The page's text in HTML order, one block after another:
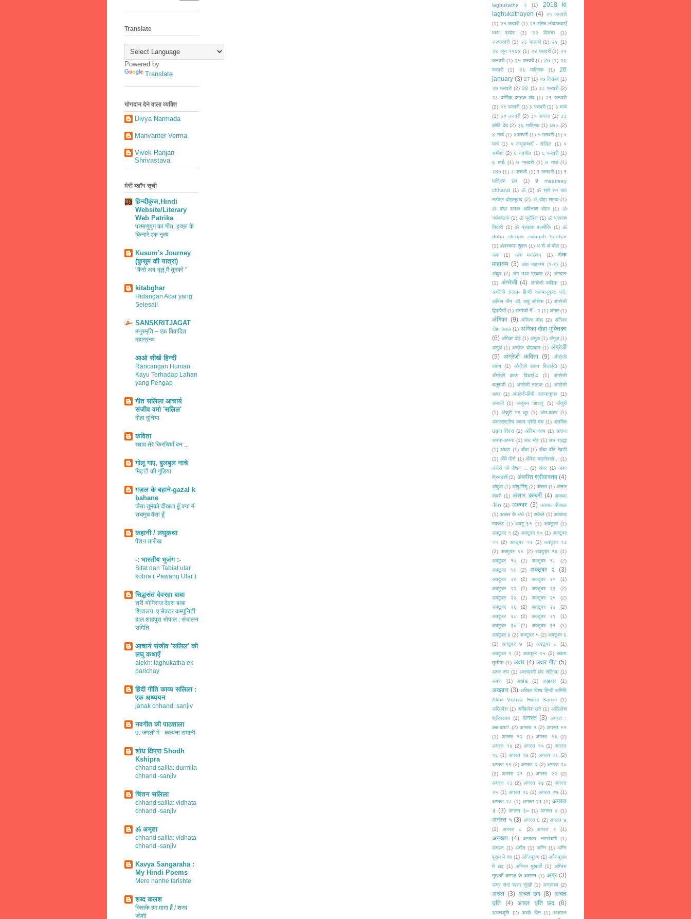
Translate
Powered by
Translate
योगदान देने वाला व्यक्ति
Divya Narmada
Manvanter Verma
Vivek Ranjan
Shrivastava
मेरी ब्लॉग सूची
हिन्दीकुंज,Hindi
Website/Literary
Web Patrika
परमाणुयुग का गीत: इच्छा के
किनारे एक नृत्य
Kusum's Journey
(कुसुम की यात्रा)
"कैसे अब भूलूं मैं तुमको "
kitabghar
Hidangan Acar yang
Selesai!
SANSKRITJAGAT
मनुस्मृति – एक विवादित
महाग्रन्थ
आओ सीखें हिन्दी
Rancangan Hunian
Kayu Terhadap Lahan
yang Pengap
गीत सलिला आचार्य
संजीव वर्मा 'सलिल'
दोहा दुनिया
कविता
ख्वाव तेरे किरचियाँ बन ...
गोलू गाए, बुलबुल नाचे
मिट्टी की गुडिया
ग़ज़ल के बहाने-gazal k
bahane
जैसा तुमको दीखता हूँ क्या मैं
सचमुच वैसा हूँ
कहानी / लघुकथा
पेंशन तारीख
-: भारतीय भुजंग :-
Sifat dan Tabiat ular
kobra ( Pawang Ular )
सिद्धसंत देवरहा बाबा
श्री योगिराज देवरा बाबा
शिवालय, ए सेक्टर कम्युनिटी
हाल शाहपुरा भोपाल : संचालन
समिति
आचार्य संजीव 'सलिल' की
लघु कथाएँ
alekh: laghukatha ek
parichay
हिंदी गीति काव्य सलिला :
एक अध्ययन
janak chhand: sanjiv
नवगीत की पाठशाला
७. जंगलों में - कल्पना रामानी
शोध क्षिप्रा Shodh
Kshipra
chhand salila: durmila
chhand -sanjiv
चिंतन सलिला
chhand salila: vidhata
chhand -sanjiv
ॐ अमृता
chhand salila: vidhata
chhand -sanjiv
Kavya Sangaraha :
My Hindi Poems
Mere nanhe farishte
शब्द कलश
जिसके हम मामा हैं / शरद
जोशी
laghukatha २
(1)
2018 ki
laghukathayen (4) २१ जनवरी
(1) २१ फरवरी (1) २१ श्रेष्ठ लोककथाएँ
मध्य प्रदेश
(1) २२ दिसंबर
(1)
२२फरवरी (1) २३ फरवरी (1) २४ (1)
२४ जून १५६४ (1) २४ फरवरी (1) २५
जनवरी (1) २५ फरवरी (1) 26 (1) २६
फरवरी
(1) २६ मात्रिक (1)
26
january (3) 27 (1) २७ दिसंबर (1)
२७ फरवरी (2) 28 (1) २८ फरवरी (2)
२८ वार्णिक दण्डक छंद (1) २९ जनवरी
(2) २९ फरवरी (1) ३ फरवरी (1) ३ मार्च
(1) ३० जनवरी (2) ३१ अगस्त (1) ३३
कोटि देव (2) ३६ मात्रिक (1) ३७० (2)
४ मार्च (1) ४फरवरी (1) ५ फरवरी (1) ५
मार्च (1) ५ लघुकथाएँ - सलिल (1) ५
समीक्षा (2) ६ नवगीत (1) ६ फरवरी (1)
६ मार्च (1) ७ फरवरी (1) ७ मार्च (1)
786 (1) ८ फरवरी (1) ९ जनवरी (1) ९
मात्रिक छंद
(1)
9 maatreey
chhand (1) ॐ (1) ॐ श्री राम रक्षा
स्तोत्र दोहानुवाद (2) ॐ दोहा शतक (1)
ॐ दोहा शतक अविनाश बोहर
(1)
ॐ
नर्मदाष्टकं (1) ॐ पुरोहित (1) ॐ प्रकाश
तिवारी (1) ॐ प्रकाश बाल्मीकि (1) ॐ
doha shatak avinash beohar
(1) ॐप्रकाश शुक्ल (1) अ से अं दोहा (1)
अंक
(1) अंक मनरंजन (1)
अंक
माहात्म्य (3) अंक माहात्म्य (१-९) (1)
अंकुर (2) अंग तथा प्रकार (2) अंगदान
(1) अंगरेजी (4) अंगरेजी कविता (1)
अंगरेजी ग़ज़ल- हिन्दी काव्यानुवाद: प्रो.
अनिल जैन -डॉ. बाबु जोसेफ (1) अंगरेजी
द्विपदियाँ (1) अंगरेजी में - २ (1) अंगार (1)
अंगिका (9) अंगिका दोहा (2) अंगिका
दोहा ग़ज़ल (1) अंगिका दोहा मुक्तिका
(6) अंगिका दोहे (1) अंगूठा (1) अँगूठा (1)
अंगूठी (1) अंग्रेज दोहाकार (1) अंग्रेजी
(9)
अंग्रेजी कविता (9)
अँग्रेज़ी
काव्य (1) अँग्रेज़ी काव्य विधाएँ-3
(1)
अँग्रेज़ी काव्य विधाएँ-4
(1)
अंग्रेजी
चतुष्पदी (1) अंग्रेजी नाटक (1) अंग्रेजी
भाषा
(1) अंग्रेजी-हिंदी काव्यानुवाद (1)
अंजली (1) अंजुमन 'आरज़ू' (1) अँजुरी
(1) अंजुरी भर धूप (1) अंतःकरण (1)
अंतरराष्ट्रीय काव्य प्रेमी मंच (1) अंतरिक्ष
उड़ान दिवस (1) अंतिम सत्य (1) अंदाज
अपना-अपना (1) अंध मोह (1) अंध श्रद्धा
(1) अंधड़ (1) अँधा (1) अँधा बाँटे रेवड़ी
(1) अँधे पीसे (1) अँधेरा चाहनेवाले...
(1)
अंधेरों को रौशन ...
(1) अंबर (1) अंबर
प्रियदर्शी (2) अंबरीश श्रीवास्तव (4)
अंबुजा (1) अंशु-मिंशू (2) अंसार (1) अंसार
कंबरी (1) अंसार क़म्बरी (4) अकथा
नैवेद्य (1) अकबर (3) अकबर बीरबल
(1) अकल के अंधे (1) अकेले (1) अक्कड़
मक्कड़ (1) अक्टू.३१ (1) अक्टूबर (1)
अक्टूबर १ (2) अक्टूबर १० (1) अक्टूबर
११ (2) अक्टूबर १२ (2) अक्टूबर १३
(2) अक्टूबर १४ (2) अक्टूबर १६ (1)
अक्टूबर १७
(2) अक्टूबर १८
(2)
अक्टूबर १९
(2) अक्टूबर २ (3)
अक्टूबर २० (2) अक्टूबर २१
(1)
अक्टूबर २२
(2) अक्टूबर २३
(2)
अक्टूबर २४
(2) अक्टूबर २५
(2)
अक्टूबर २६
(2) अक्टूबर २७
(2)
अक्टूबर २८
(2) अक्टूबर २९
(1)
अक्टूबर ३०
(2) अक्टूबर ३१
(1)
अक्टूबर ४ (2) अक्टूबर ५ (2) अक्टूबर ६
(1)
अक्टूबर ७ (1) अक्टूबर ८
(1)
अक्टूबर ९ (1) अक्तूबर १५ (2) अक्षय
तृतीया (1) अक्षर (4) अक्षर गीत (5)
अक्षर रूप (1) अक्षरवाणी छंद सलिला (1)
अक्स
(1) अखंड (1) अखबार (1)
अख़बार (3) अखिल विश्व हिन्दी समिति
Akhil Vishva Hindi Samiti
(1)
अखिलेश (1) अखिलेश खरे (1) अखिलेश
श्रीवास्तव (1) अगस्त (3) अगस्त :
कब-क्या? (2) अगस्त १ (2) अगस्त ११
(1)
अगस्त १२ (1) अगस्त १३
(2)
अगस्त १४ (2) अगस्त १५ (1) अगस्त
१६ (1) अगस्त १७ (2) अगस्त १८ (2)
अगस्त १९ (2) अगस्त २ (2) अगस्त २०
(2)
अगस्त २१ (1) अगस्त २२
(2)
अगस्त २३ (2) अगस्त २४ (2) अगस्त
२५ (1) अगस्त २६ (1) अगस्त २७ (1)
अगस्त २८ (1) अगस्त २९ (1) अगस्त
३ (3) अगस्त ३० (1) अगस्त ४ (1)
अगस्त ५ (3) अगस्त ६ (2) अगस्त ७
(2)
अगस्त ८ (2) अगस्त ९ (1)
अगस्त्य (4) अगस्त्य. नागपंचमी
(1)
अगहन (1) अगीत (1) अग्नि (1) अग्नि
पुराण में गण (1) अग्निपुराण (1) अग्निपुराण
में छंद (1) अग्निभ मुखर्जी (1) अग्निभ
मुखर्जी कागज़ के अरमान (1) अग्र (3)
अग्र सदा रहता सुखी (1) अग्रवाल (2)
अचल (3) अचल छंद (8) अचल
धृति
(4) अचल धृति छंद (6)
अचलधृति (2) अच्छे दिन (1) अजमल